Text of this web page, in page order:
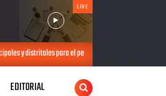
LIVE
y distritales para el período 2026-2028
EDITORIAL